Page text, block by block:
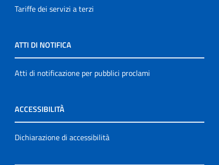
Tariffe dei servizi a terzi
ATTI DI NOTIFICA
Atti di notificazione per pubblici proclami
ACCESSIBILITÀ
Dichiarazione di accessibilità